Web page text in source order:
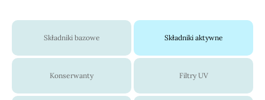
Składniki bazowe Składniki aktywne
Konserwanty Filtry UV